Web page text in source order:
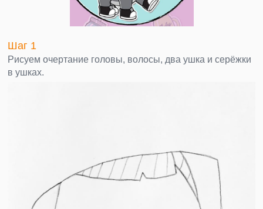
Шаг 1
Рисуем очертание головы, волосы, два ушка и серёжки
в ушках.